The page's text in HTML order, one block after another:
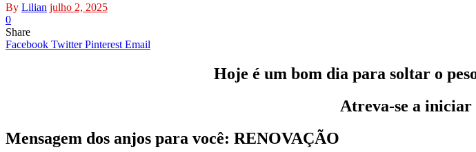
By Lilian julho 2, 2025
0
Share
Facebook Twitter Pinterest Email
Hoje é um bom dia para soltar o
Atreva-se a iniciar
Mensagem dos anjos para você: RENOVAÇÃO